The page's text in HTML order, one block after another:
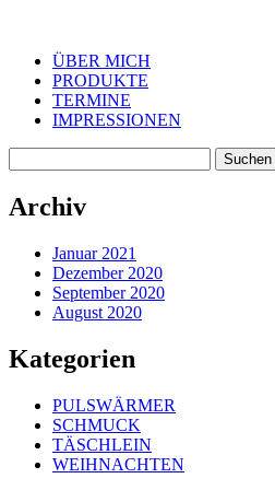
ÜBER MICH
PRODUKTE
TERMINE
IMPRESSIONEN
nach:
Archiv
Januar 2021
Dezember 2020
September 2020
August 2020
Kategorien
PULSWÄRMER
SCHMUCK
TÄSCHLEIN
WEIHNACHTEN